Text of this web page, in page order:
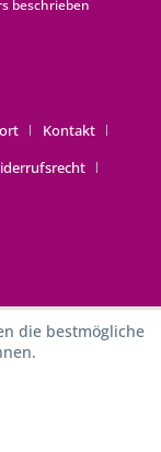
beschrieben
Kontakt
die bestmögliche